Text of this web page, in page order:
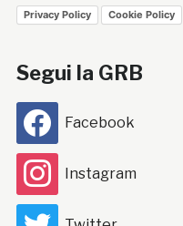
Privacy Policy Cookie Policy
Segui la GRB
Facebook
Instagram